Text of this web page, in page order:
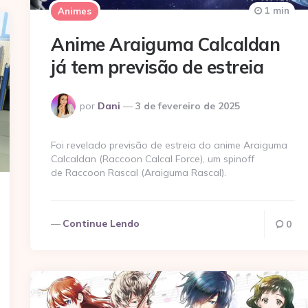
Animes
Anime Araiguma Calcaldan
já tem previsão de estreia
Postado
por
por Dani 3 de fevereiro de 2025
1 min
Foi revelado previsão de estreia do anime Araiguma
Calcaldan (Raccoon Calcal Force), um spinoff
de Raccoon Rascal (Araiguma Rascal).
Continue Lendo 0